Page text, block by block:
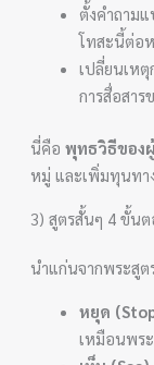
ตั้งคำถาม
โทสะนี้ต่อ
เปลี่ยนเห
การสื่อสาร
นี่คือพุทธวิธีของ
หมู่ และเพิ่มทุนทา
3) สูตรสั้นๆ 4 ขั้น
นำแก่นจากพระสูต
หยุด
เหมือนพร